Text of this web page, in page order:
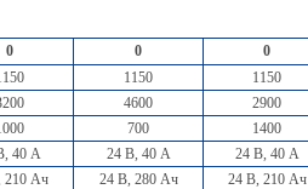
0 0 0
1150 1150
4600 2900
700 1400
40 А 24 В, 40 А 24 В, 40 А
210 Ач 24 В, 280 Ач 24 В, 210 Ач